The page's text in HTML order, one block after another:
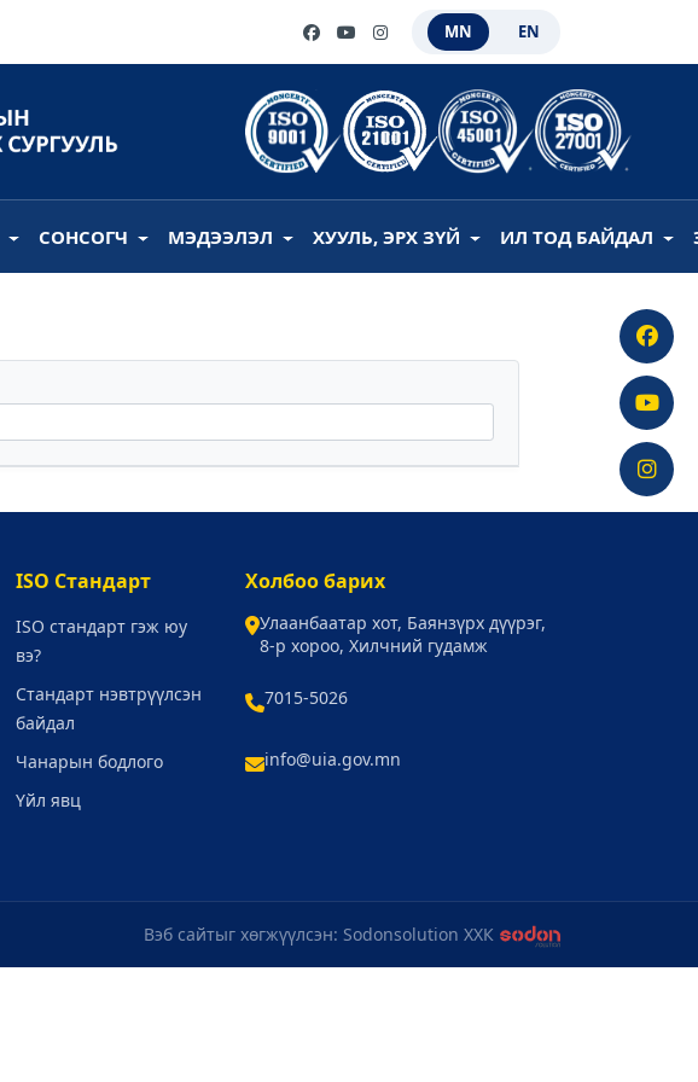
MN EN
СОНСОГЧ МЭДЭЭЛЭЛ ХУУЛЬ, ЭРХ ЗҮЙ ИЛ ТОД БАЙДАЛ
ISO Стандарт
ISO стандарт гэж юу
вэ?
Стандарт нэвтрүүлсэн
байдал
Чанарын бодлого
Үйл явц
Холбоо барих
Улаанбаатар хот, Баянзүрх дүүрэг,
8-р хороо, Хилчний гудамж
7015-5026
info@uia.gov.mn
Вэб сайтыг хөгжүүлсэн: Sodonsolution ХХК